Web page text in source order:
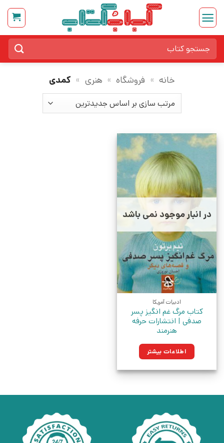
Skip
content
برای:
خانه » فروشگاه » هنری » کمدی
در انبار موجود نمی باشد
ادبیات آمریکا
کتاب مرگ غم انگیز پسر
صدفی | انتشارات حرفه
هنرمند
اطلاعات بیشتر